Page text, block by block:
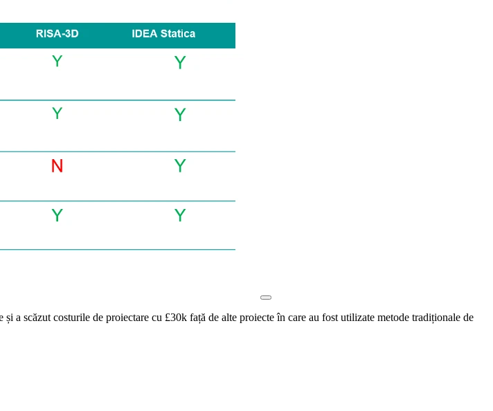
scăzut costurile de proiectare cu £30k față de alte proiecte în care au fost utilizate metode tradiționale de